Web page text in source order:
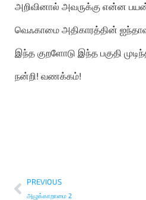
அறிவினால் அவருக்கு என்ன
வெஃகாமை அதிகாரத்தின்
இந்த குறளோடு இந்த பகுதி
நன்றி! வணக்கம்!
PREVIOUS
அழுக்காறாமை 2